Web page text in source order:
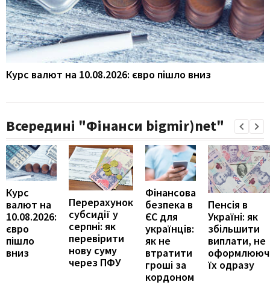
Курс валют на 10.08.2026: євро пішло вниз
Всередині "Фінанси bigmir)net"
Курс
валют на
10.08.2026:
євро
пішло
вниз
Перерахунок
субсидії у
серпні: як
перевірити
нову суму
через ПФУ
Фінансова
безпека в
ЄС для
українців:
як не
втратити
гроші за
кордоном
Пенсія в
Україні: як
збільшити
виплати, не
їх одразу